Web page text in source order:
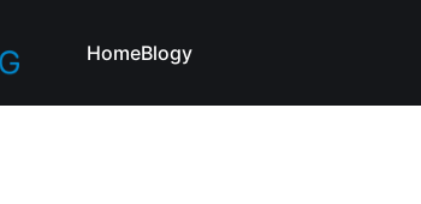
HomeBlogy